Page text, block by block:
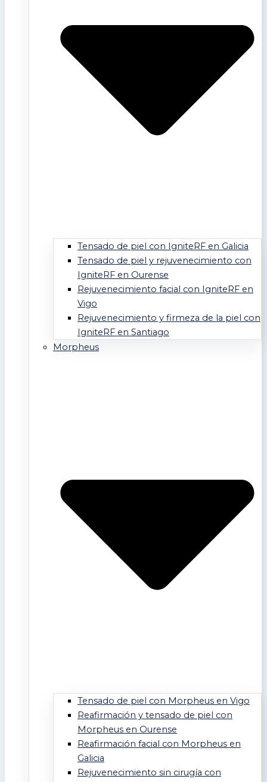
Tensado de piel con IgniteRF en Galicia
Tensado de piel y rejuvenecimiento con
IgniteRF en Ourense
Rejuvenecimiento facial con IgniteRF en
Vigo
Rejuvenecimiento y firmeza de la piel con
IgniteRF en Santiago
Morpheus
Tensado de piel con Morpheus en Vigo
Reafirmación y tensado de piel con
Morpheus en Ourense
Reafirmación facial con Morpheus en
Galicia
Rejuvenecimiento sin cirugía con